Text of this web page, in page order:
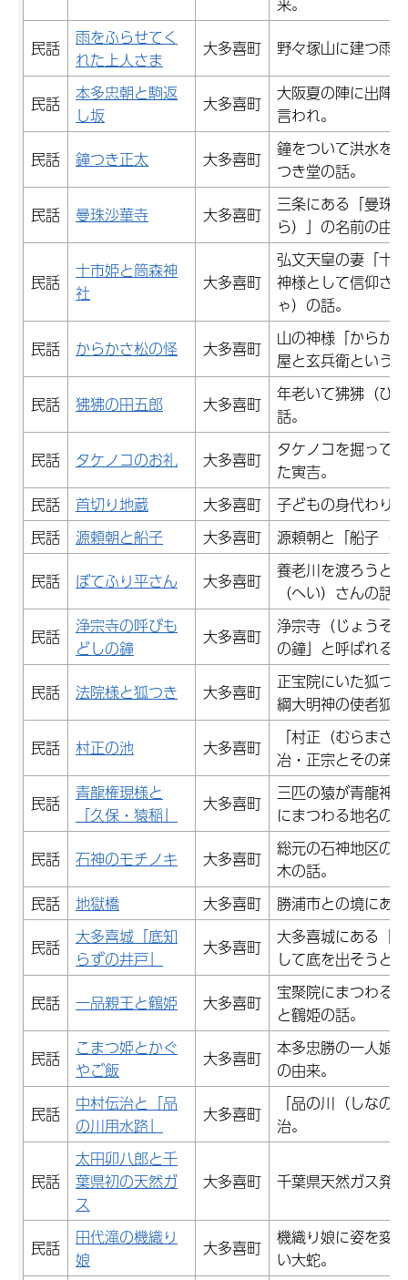
民話
雨をふらせてく
れた上人さま
大多喜町 野々塚山に建つ雨
民話
本多忠朝と駒返
し坂
大多喜町
大阪夏の陣に出陣
言われ。
民話
鐘つき正太 大多喜町
鐘をついて洪水を
つき堂の話。
民話
曼珠沙華寺 大多喜町
三条にある「曼珠
ら）」の名前の由
民話
十市姫と筒森神
社
大多喜町
弘文天皇の妻「十
神様として信仰さ
ゃ）の話。
民話
からかさ松の怪 大多喜町
山の神様「からか
屋と玄兵衛という
民話
狒狒の田五郎 大多喜町
年老いて狒狒（ひ
話。
民話
タケノコのお礼 大多喜町
タケノコを掘って
た寅吉。
民話
首切り地蔵 大多喜町
子どもの身代わり
民話
源頼朝と船子 大多喜町
源頼朝と「船子（
民話
ぼてふり平さん 大多喜町
養老川を渡ろうと
（へい）さんの話。
民話
浄宗寺の呼びも
どしの鐘
大多喜町
浄宗寺（じょうそ
の鐘」と呼ばれる
民話
法院様と狐つき 大多喜町
正宝院にいた狐つ
綱大明神の使者狐
民話
村正の池 大多喜町
「村正（むらまさ
冶・正宗とその弟
民話
青龍権現様と
「久保・猿稲」
大多喜町
三匹の猿が青龍神
にまつわる地名の
民話
石神のモチノキ 大多喜町
総元の石神地区の
木の話。
民話
地獄橋 大多喜町
勝浦市との境にあ
民話
大多喜城「底知
らずの井戸」
大多喜町
大多喜城にある「
して底を出そうと
民話
一品親王と鶴姫 大多喜町
宝聚院にまつわる
と鶴姫の話。
民話
こまつ姫とかぐ
やご飯
大多喜町
本多忠勝の一人娘
の由来。
民話
中村伝治と「品
の川用水路」
大多喜町
「品の川（しなの
治。
民話
太田卯八郎と千
葉県初の天然ガ
ス
大多喜町 千葉県天然ガス発
民話
田代滝の機織り
娘
大多喜町
機織り娘に姿を変
い大蛇。